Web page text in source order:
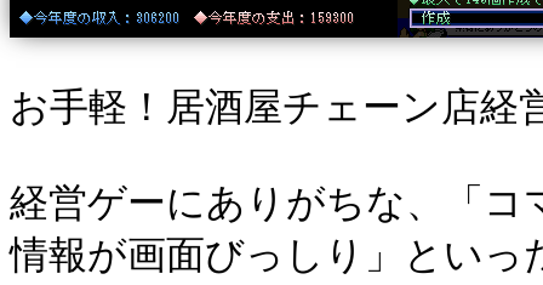
お手軽！居酒屋チェーン店経
経営ゲーにありがちな、「
情報が画面びっしり」とい